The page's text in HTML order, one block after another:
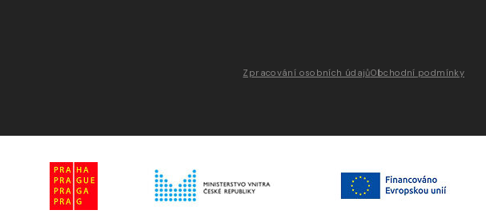
Zpracování osobních údajůObchodní podmínky